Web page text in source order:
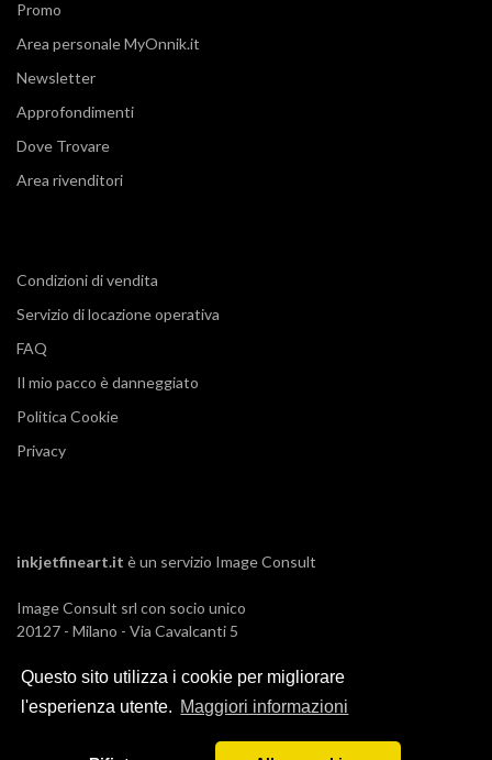
Questo sito utilizza i cookie per migliorare
l'esperienza utente. Maggiori informazioni
Promo
Area personale MyOnnik.it
Newsletter
Approfondimenti
Dove Trovare
Area rivenditori
Condizioni di vendita
Servizio di locazione operativa
FAQ
Il mio pacco è danneggiato
Politica Cookie
Privacy
inkjetfineart.it è un servizio Image Consult
Image Consult srl con socio unico
20127 - Milano - Via Cavalcanti 5
P.IVA e C.F. 03383650961
REA 1673647 CCIAA Milano Monza Brianza
Registro Pile IT13030P00003110